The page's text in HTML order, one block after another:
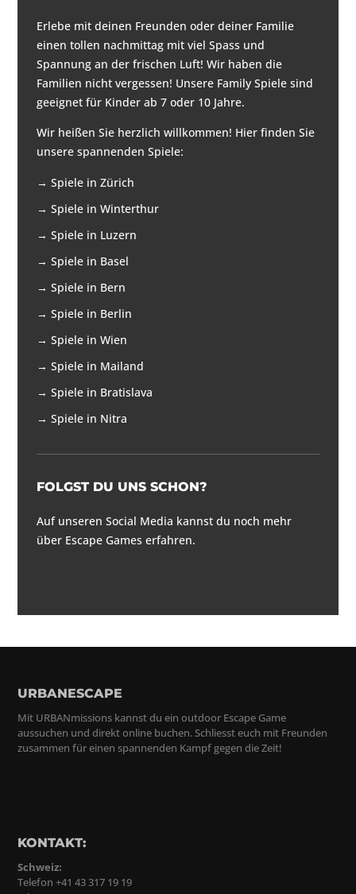
Erlebe mit deinen Freunden oder deiner Familie
einen tollen nachmittag mit viel Spass und
Spannung an der frischen Luft! Wir haben die
Familien nicht vergessen! Unsere Family Spiele sind
geeignet für Kinder ab 7 oder 10 Jahre.
Wir heißen Sie herzlich willkommen! Hier finden Sie
unsere spannenden Spiele:
→Spiele in Zürich
→Spiele in Winterthur
→Spiele in Luzern
→Spiele in Basel
→Spiele in Bern
→Spiele in Berlin
→Spiele in Wien
→Spiele in Mailand
→Spiele in Bratislava
→Spiele in Nitra
FOLGST DU UNS SCHON?
Auf unseren Social Media kannst du noch mehr
über Escape Games erfahren.
URBANESCAPE
Mit URBANmissions kannst du ein outdoor Escape Game
aussuchen und direkt online buchen. Schliesst euch mit Freunden
zusammen für einen spannenden Kampf gegen die Zeit!
KONTAKT:
Schweiz:
Telefon +41 43 317 19 19